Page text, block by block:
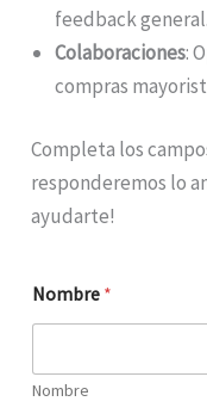
feedback general.
Colaboraciones:
compras
Completa los
responderemos lo
ayudarte!
Nombre *
Nombre